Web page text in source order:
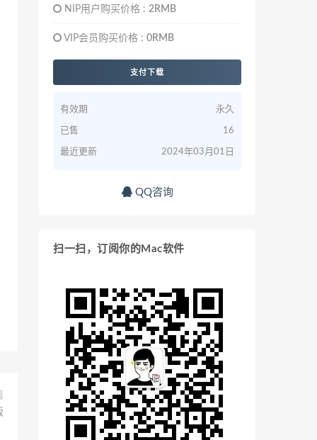
NIP用户购买价格 : 2RMB
VIP会员购买价格 : 0RMB
支付下载
有效期 永久
已售 16
最近更新 2024年03月01日
QQ咨询
扫一扫，订阅你的Mac软件